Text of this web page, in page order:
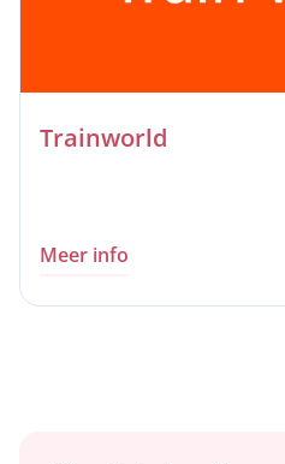
Trainworld
Meer info